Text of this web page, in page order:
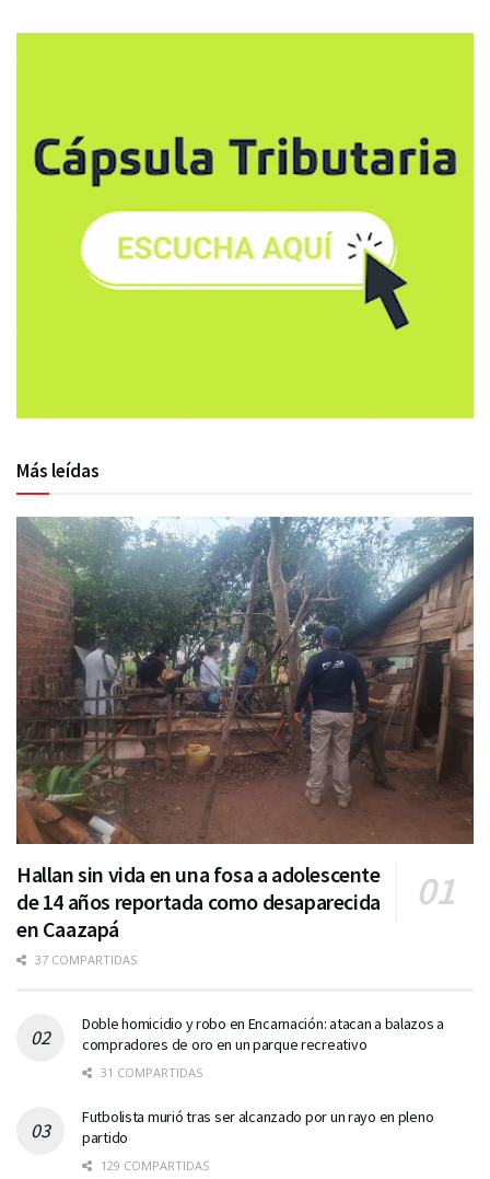
Más leídas
Hallan sin vida en una fosa a adolescente
de 14 años reportada como desaparecida
en Caazapá
37 COMPARTIDAS
Doble homicidio y robo en Encarnación: atacan a balazos a
compradores de oro en un parque recreativo
31 COMPARTIDAS
Futbolista murió tras ser alcanzado por un rayo en pleno
partido
129 COMPARTIDAS